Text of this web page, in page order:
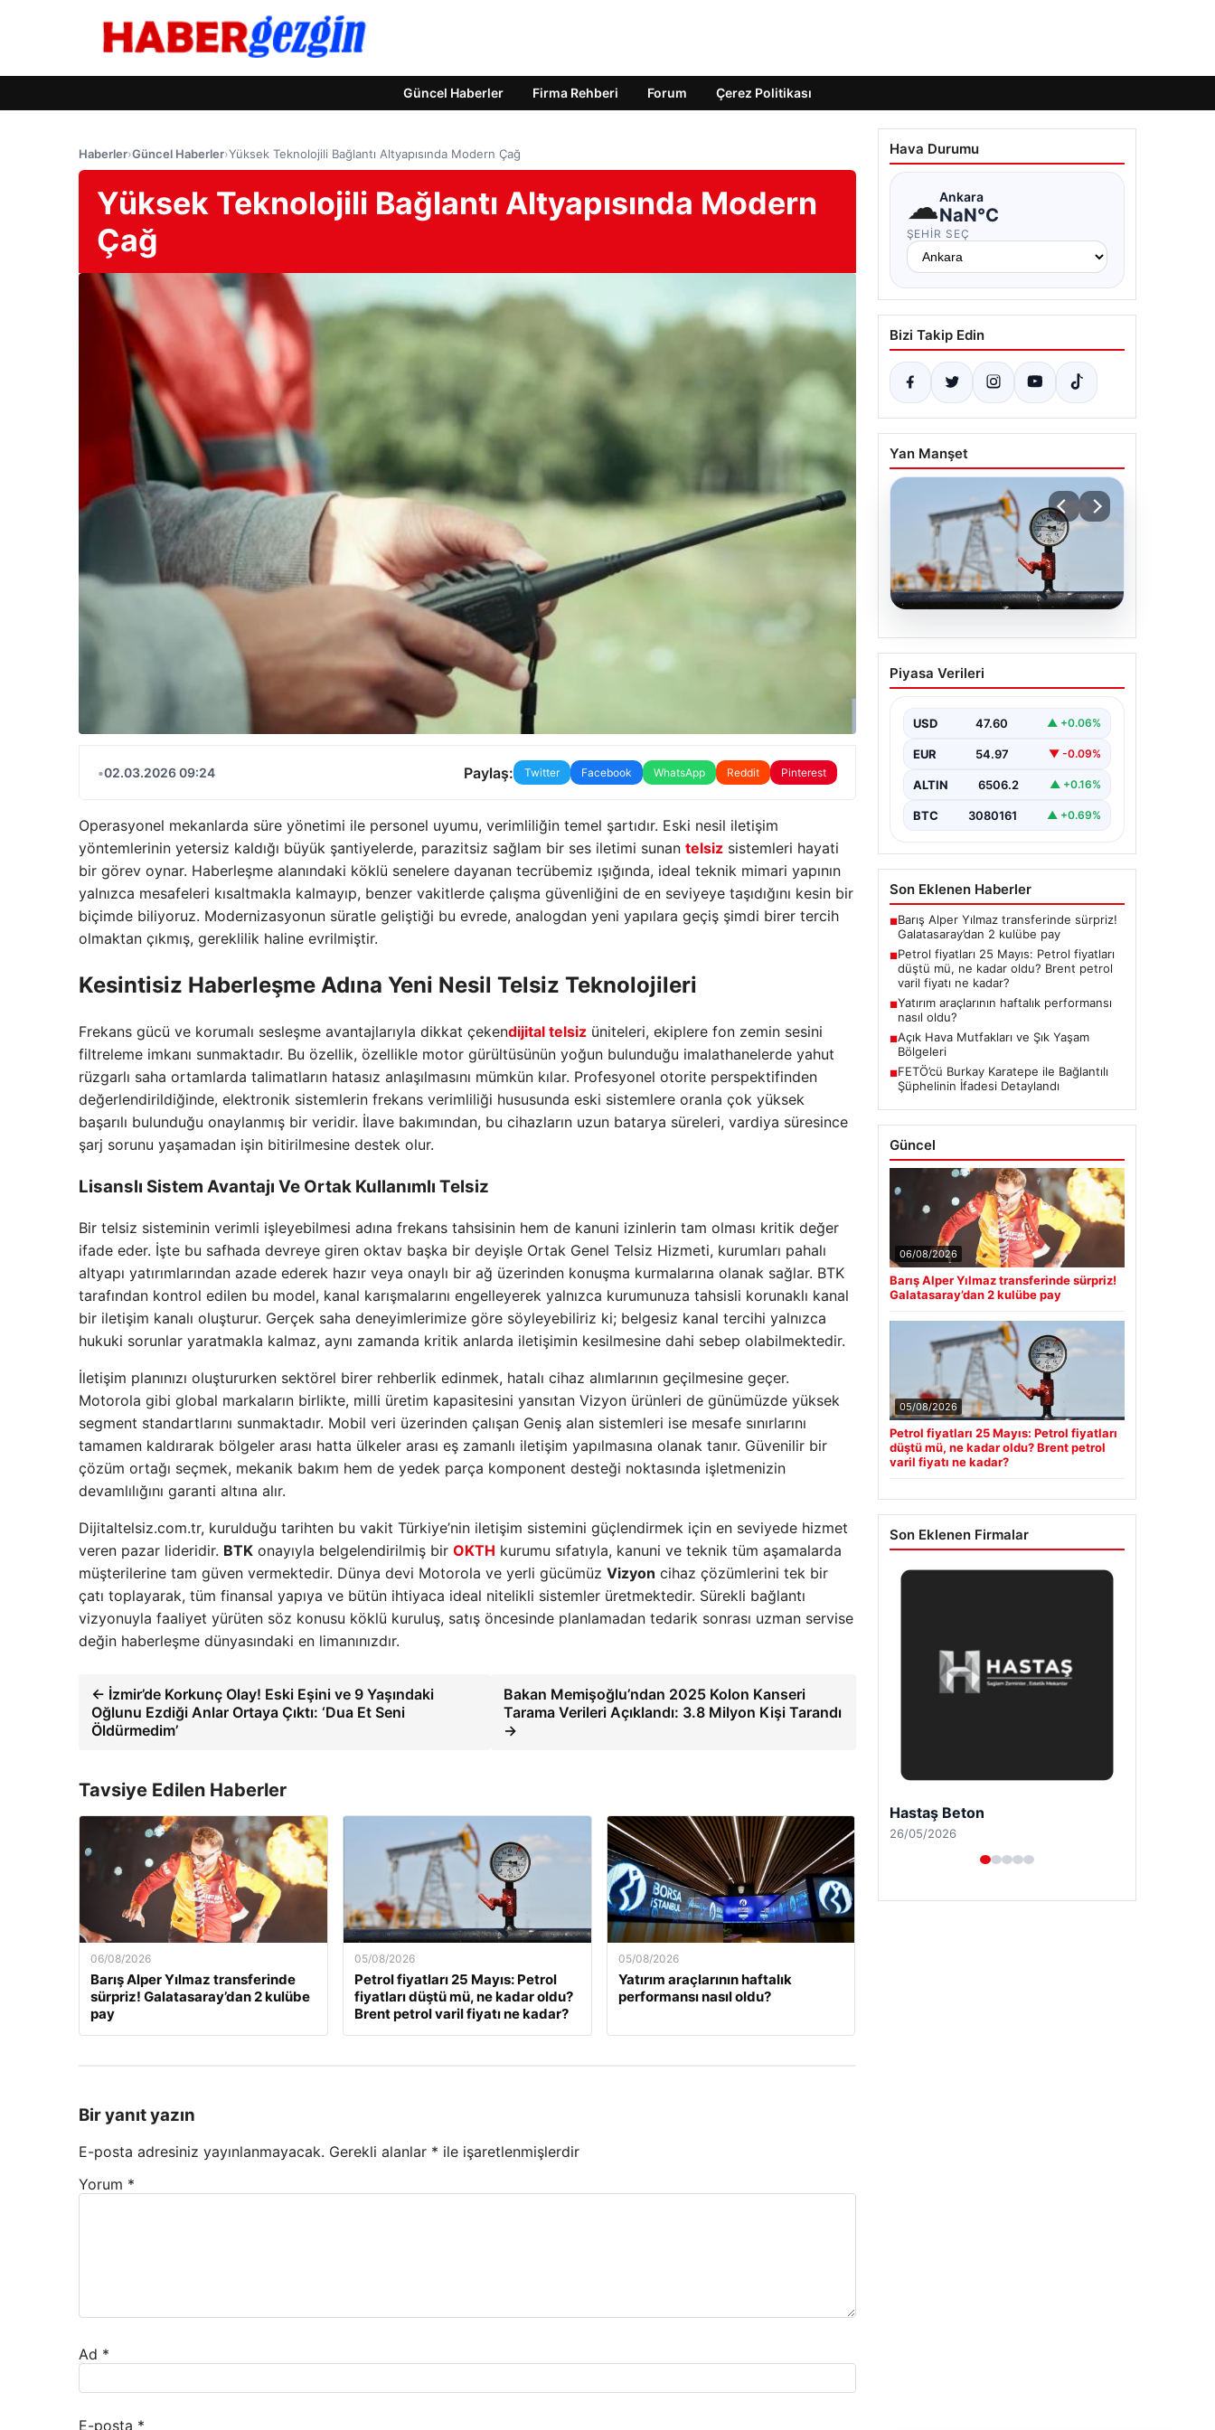
Güncel Haberler Firma Rehberi Forum Çerez Politikası
Haberler›Güncel Haberler›Yüksek Teknolojili Bağlantı Altyapısında Modern Çağ
Yüksek Teknolojili Bağlantı Altyapısında Modern
Çağ
•02.03.2026 09:24 Paylaş: Twitter Facebook WhatsApp Reddit Pinterest
Operasyonel mekanlarda süre yönetimi ile personel uyumu, verimliliğin temel şartıdır. Eski nesil iletişim
yöntemlerinin yetersiz kaldığı büyük şantiyelerde, parazitsiz sağlam bir ses iletimi sunan telsiz sistemleri hayati
bir görev oynar. Haberleşme alanındaki köklü senelere dayanan tecrübemiz ışığında, ideal teknik mimari yapının
yalnızca mesafeleri kısaltmakla kalmayıp, benzer vakitlerde çalışma güvenliğini de en seviyeye taşıdığını kesin bir
biçimde biliyoruz. Modernizasyonun süratle geliştiği bu evrede, analogdan yeni yapılara geçiş şimdi birer tercih
olmaktan çıkmış, gereklilik haline evrilmiştir.
Kesintisiz Haberleşme Adına Yeni Nesil Telsiz Teknolojileri
Frekans gücü ve korumalı sesleşme avantajlarıyla dikkat çekendijital telsiz üniteleri, ekiplere fon zemin sesini
filtreleme imkanı sunmaktadır. Bu özellik, özellikle motor gürültüsünün yoğun bulunduğu imalathanelerde yahut
rüzgarlı saha ortamlarda talimatların hatasız anlaşılmasını mümkün kılar. Profesyonel otorite perspektifinden
değerlendirildiğinde, elektronik sistemlerin frekans verimliliği hususunda eski sistemlere oranla çok yüksek
başarılı bulunduğu onaylanmış bir veridir. İlave bakımından, bu cihazların uzun batarya süreleri, vardiya süresince
şarj sorunu yaşamadan işin bitirilmesine destek olur.
Lisanslı Sistem Avantajı Ve Ortak Kullanımlı Telsiz
Bir telsiz sisteminin verimli işleyebilmesi adına frekans tahsisinin hem de kanuni izinlerin tam olması kritik değer
ifade eder. İşte bu safhada devreye giren oktav başka bir deyişle Ortak Genel Telsiz Hizmeti, kurumları pahalı
altyapı yatırımlarından azade ederek hazır veya onaylı bir ağ üzerinden konuşma kurmalarına olanak sağlar. BTK
tarafından kontrol edilen bu model, kanal karışmalarını engelleyerek yalnızca kurumunuza tahsisli korunaklı kanal
bir iletişim kanalı oluşturur. Gerçek saha deneyimlerimize göre söyleyebiliriz ki; belgesiz kanal tercihi yalnızca
hukuki sorunlar yaratmakla kalmaz, aynı zamanda kritik anlarda iletişimin kesilmesine dahi sebep olabilmektedir.
İletişim planınızı oluştururken sektörel birer rehberlik edinmek, hatalı cihaz alımlarının geçilmesine geçer.
Motorola gibi global markaların birlikte, milli üretim kapasitesini yansıtan Vizyon ürünleri de günümüzde yüksek
segment standartlarını sunmaktadır. Mobil veri üzerinden çalışan Geniş alan sistemleri ise mesafe sınırlarını
tamamen kaldırarak bölgeler arası hatta ülkeler arası eş zamanlı iletişim yapılmasına olanak tanır. Güvenilir bir
çözüm ortağı seçmek, mekanik bakım hem de yedek parça komponent desteği noktasında işletmenizin
devamlılığını garanti altına alır.
Dijitaltelsiz.com.tr, kurulduğu tarihten bu vakit Türkiye’nin iletişim sistemini güçlendirmek için en seviyede hizmet
veren pazar lideridir. BTK onayıyla belgelendirilmiş bir OKTH kurumu sıfatıyla, kanuni ve teknik tüm aşamalarda
müşterilerine tam güven vermektedir. Dünya devi Motorola ve yerli gücümüz Vizyon cihaz çözümlerini tek bir
çatı toplayarak, tüm finansal yapıya ve bütün ihtiyaca ideal nitelikli sistemler üretmektedir. Sürekli bağlantı
vizyonuyla faaliyet yürüten söz konusu köklü kuruluş, satış öncesinde planlamadan tedarik sonrası uzman servise
değin haberleşme dünyasındaki en limanınızdır.
← İzmir’de Korkunç Olay! Eski Eşini ve 9 Yaşındaki
Oğlunu Ezdiği Anlar Ortaya Çıktı: ‘Dua Et Seni
Öldürmedim’
Bakan Memişoğlu’ndan 2025 Kolon Kanseri
Tarama Verileri Açıklandı: 3.8 Milyon Kişi Tarandı
→
Tavsiye Edilen Haberler
06/08/2026
Barış Alper Yılmaz transferinde
sürpriz! Galatasaray’dan 2 kulübe
pay
05/08/2026
Petrol fiyatları 25 Mayıs: Petrol
fiyatları düştü mü, ne kadar oldu?
Brent petrol varil fiyatı ne kadar?
05/08/2026
Yatırım araçlarının haftalık
performansı nasıl oldu?
Bir yanıt yazın
E-posta adresiniz yayınlanmayacak. Gerekli alanlar * ile işaretlenmişlerdir
Yorum *
Ad *
E-posta *
Hava Durumu
☁Ankara
NaN°C
ŞEHIR SEÇ
Bizi Takip Edin
Yan Manşet
Petrol fiyatları 25 Mayıs:
Petrol fiyatları düştü mü,
petrol varil fiyatı ne
kadar?
Piyasa Verileri
USD 47.60 ▲ +0.06%
EUR 54.97 ▼ -0.09%
ALTIN 6506.2 ▲ +0.16%
BTC 3080161 ▲ +0.69%
Son Eklenen Haberler
■Barış Alper Yılmaz transferinde sürpriz!
Galatasaray’dan 2 kulübe pay
■Petrol fiyatları 25 Mayıs: Petrol fiyatları
düştü mü, ne kadar oldu? Brent petrol
varil fiyatı ne kadar?
■Yatırım araçlarının haftalık performansı
nasıl oldu?
■Açık Hava Mutfakları ve Şık Yaşam
Bölgeleri
■FETÖ’cü Burkay Karatepe ile Bağlantılı
Şüphelinin İfadesi Detaylandı
Güncel
06/08/2026
Barış Alper Yılmaz transferinde sürpriz!
Galatasaray’dan 2 kulübe pay
05/08/2026
Petrol fiyatları 25 Mayıs: Petrol fiyatları
düştü mü, ne kadar oldu? Brent petrol
varil fiyatı ne kadar?
Son Eklenen Firmalar
Prenses Night Club
29/04/2026